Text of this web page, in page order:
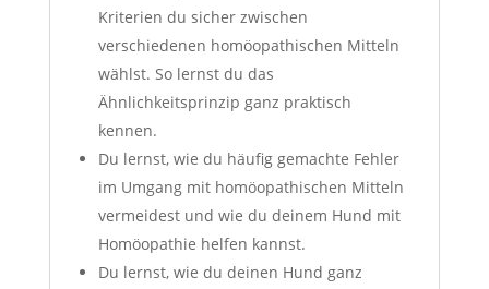
Kriterien du sicher zwischen
verschiedenen homöopathischen Mitteln
wählst. So lernst du das
Ähnlichkeitsprinzip ganz praktisch
kennen.
Du lernst, wie du häufig gemachte Fehler
im Umgang mit homöopathischen Mitteln
vermeidest und wie du deinem Hund mit
Homöopathie helfen kannst.
Du lernst, wie du deinen Hund ganz